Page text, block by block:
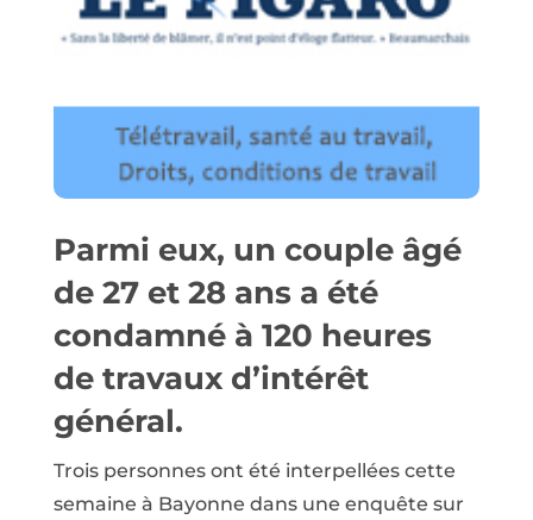
Parmi eux, un couple âgé
de 27 et 28 ans a été
condamné à 120 heures
de travaux d’intérêt
général.
Trois personnes ont été interpellées cette
semaine à Bayonne dans une enquête sur